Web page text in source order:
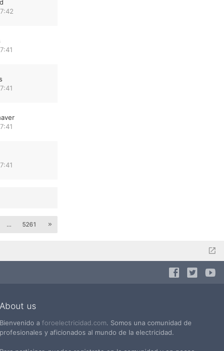
… 5261
About us
Bienvenido a foroelectricidad.com. Somos una comunidad de
profesionales y aficionados al mundo de la electricidad.